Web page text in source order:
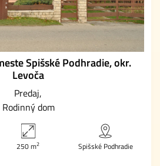
Spišské Podhradie, okr.
Levoča
Predaj
Rodinný dom
250 m2 Spišské Podhradie